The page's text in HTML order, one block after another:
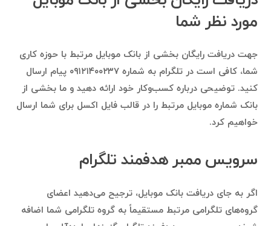
مورد نظر شما
جهت دریافت رایگان بخشی از بانک موبایل مرتبط با حوزه کاری
شما، کافی است در تلگرام به شماره۰۹۱۲۱۴۰۰۲۳۷ پیام ارسال
کنید. توضیحی درباره کسب‌وکار خود ارائه دهید و ما بخشی از
بانک شماره موبایل مرتبط را در قالب فایل اکسل برای شما ارسال
خواهیم کرد.
سرویس ممبر هدفمند تلگرام
اگر به جای دریافت بانک موبایل، ترجیح می‌دهید اعضای
گروه‌های تلگرامی مرتبط مستقیماً به گروه تلگرامی شما اضافه